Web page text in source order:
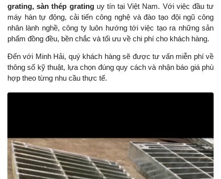
grating, sàn thép gratinguy tín tại Việt Nam. Với việc đầu tư
máy hàn tự động, cải tiến công nghệ và đào tạo đội ngũ công
nhân lành nghề, công ty luôn hướng tới việc tạo ra những sản
phẩm đồng đều, bền chắc và tối ưu về chi phí cho khách hàng.
Đến với Minh Hải, quý khách hàng sẽ được tư vấn miễn phí về
thông số kỹ thuật, lựa chọn đúng quy cách và nhận báo giá phù
hợp theo từng nhu cầu thực tế.